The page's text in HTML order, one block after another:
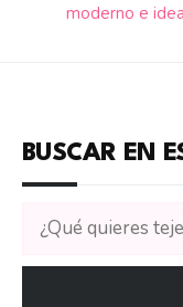
moderno e
BUSCAR EN
Buscar
tutoriales
en